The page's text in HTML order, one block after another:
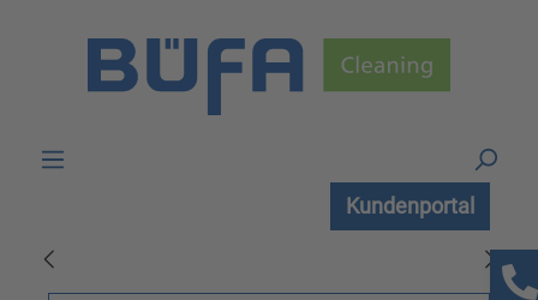
Kundenportal